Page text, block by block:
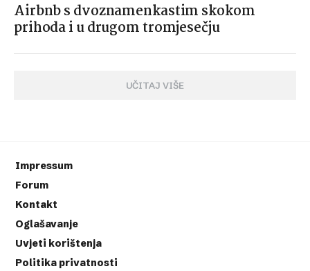
Airbnb s dvoznamenkastim skokom
prihoda i u drugom tromjesečju
UČITAJ VIŠE
Impressum
Forum
Kontakt
Oglašavanje
Uvjeti korištenja
Politika privatnosti